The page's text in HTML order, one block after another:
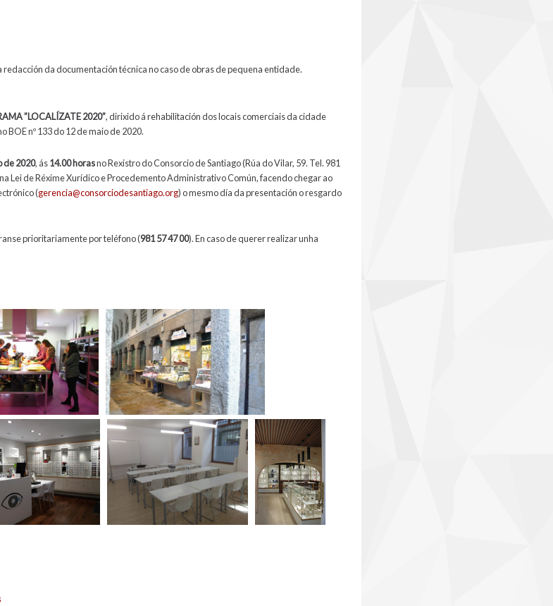
da documentación técnica no caso de obras de pequena entidade.
”LOCALÍZATE 2020”, dirixido á rehabilitación dos locais comerciais da cidade
BOE nº 133 do 12 de maio de 2020.
de 2020, ás14.00 horasno Rexistro do Consorcio de Santiago (Rúa do Vilar, 59. Tel. 981
Lei de Réxime Xurídico e Procedemento Administrativo Común, facendo chegar ao
(gerencia@consorciodesantiago.org) o mesmo día da presentación o resgardo
prioritariamente por teléfono (981 57 47 00). En caso de querer realizar unha